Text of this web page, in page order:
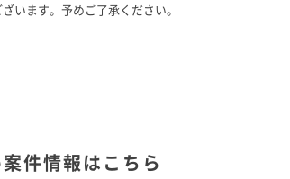
います。予めご了承ください。
件情報はこちら